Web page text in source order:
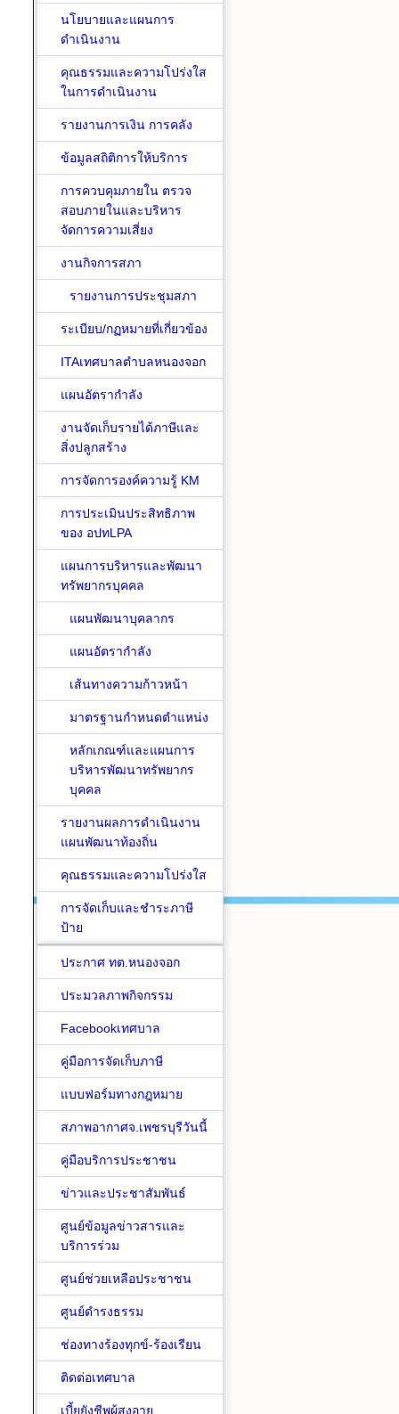
นโยบายและแผนการ
ดำเนินงาน
คุณธรรมและความโปร่งใส
ในการดำเนินงาน
รายงานการเงิน การคลัง
ข้อมูลสถิติการให้บริการ
การควบคุมภายใน ตรวจ
สอบภายในและบริหาร
จัดการความเสี่ยง
งานกิจการสภา
รายงานการประชุมสภา
ระเบียบ/กฏหมายที่เกี่ยวข้อง
ITAเทศบาลตำบลหนองจอก
แผนอัตรากำลัง
งานจัดเก็บรายได้ภาษีและ
สิ่งปลูกสร้าง
การจัดการองค์ความรู้ KM
การประเมินประสิทธิภาพ
ของ อปทLPA
แผนการบริหารและพัฒนา
ทรัพยากรบุคคล
แผนพัฒนาบุคลากร
แผนอัตรากำลัง
เส้นทางความก้าวหน้า
มาตรฐานกำหนดตำแหน่ง
หลักเกณฑ์และแผนการ
บริหารพัฒนาทรัพยากร
บุคคล
รายงานผลการดำเนินงาน
แผนพัฒนาท้องถิ่น
คุณธรรมและความโปร่งใส
การจัดเก็บและชำระภาษี
ป้าย
ประกาศ ทต.หนองจอก
ประมวลภาพกิจกรรม
Facebookเทศบาล
คู่มือการจัดเก็บภาษี
แบบฟอร์มทางกฎหมาย
สภาพอากาศจ.เพชรบุรีวันนี้
คู่มือบริการประชาชน
ข่าวและประชาสัมพันธ์
ศูนย์ข้อมูลข่าวสารและ
บริการร่วม
ศูนย์ช่วยเหลือประชาชน
ศูนย์ดำรงธรรม
ช่องทางร้องทุกข์-ร้องเรียน
ติดต่อเทศบาล
เบี้ยยังชีพผู้สูงอายุ